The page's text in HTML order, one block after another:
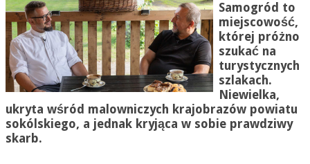
Samogród to
miejscowość,
której próżno
szukać na
turystycznych
szlakach.
Niewielka,
ukryta wśród malowniczych krajobrazów powiatu
sokólskiego, a jednak kryjąca w sobie prawdziwy
skarb.